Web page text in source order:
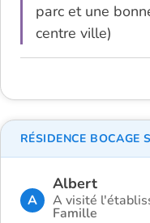
parc et une
centre ville)
A
Albert
A visité
Famille
RÉSIDENCE BOCAGE